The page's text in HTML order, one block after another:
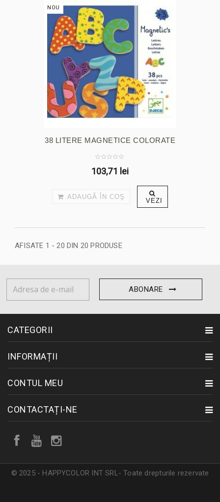
NOU
38 LITERE MAGNETICE COLORATE
103,71 lei
ADAUGĂ ÎN COŞ VEZI
AFISATE 1 - 20 DIN 20 PRODUSE
ABONARE
CATEGORII
INFORMAȚII
CONTUL MEU
CONTACTAȚI-NE
© 2025 - HAPPYCOLOR INT SRL- Toate drepturile rezervate